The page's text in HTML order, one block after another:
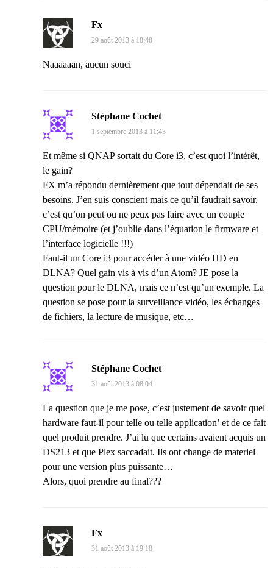
Fx
29 août 2013 à 18:48
Naaaaaan, aucun souci
Stéphane Cochet
1 septembre 2013 à 11:43
Et même si QNAP sortait du Core i3, c’est quoi l’intérêt,
le gain?
FX m’a répondu dernièrement que tout dépendait de ses
besoins. J’en suis conscient mais ce qu’il faudrait savoir,
c’est qu’on peut ou ne peux pas faire avec un couple
CPU/mémoire (et j’oublie dans l’équation le firmware et
l’interface logicielle !!!)
Faut-il un Core i3 pour accéder à une vidéo HD en
DLNA? Quel gain vis à vis d’un Atom? JE pose la
question pour le DLNA, mais ce n’est qu’un exemple. La
question se pose pour la surveillance vidéo, les échanges
de fichiers, la lecture de musique, etc…
Stéphane Cochet
31 août 2013 à 08:04
La question que je me pose, c’est justement de savoir quel
hardware faut-il pour telle ou telle application’ et de ce fait
quel produit prendre. J’ai lu que certains avaient acquis un
DS213 et que Plex saccadait. Ils ont change de materiel
pour une version plus puissante…
Alors, quoi prendre au final???
Fx
31 août 2013 à 19:18